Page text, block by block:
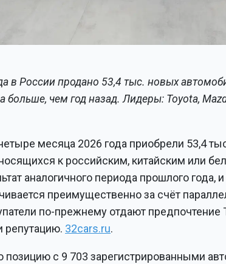
в России продано 53,4 тыс. новых
больше, чем год назад. Лидеры: Toyota,
месяца 2026 года приобрели 53,4
к российским, китайским или
аналогичного периода прошлого года,
преимущественно за счёт
по-прежнему отдают предпочтение
репутацию. 32cars.ru.
с 9 703 зарегистрированными